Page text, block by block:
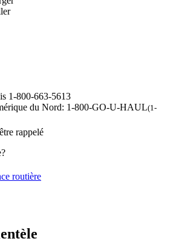
1-800-663-5613
du Nord: 1-800-GO-U-HAUL(1-
rappelé
routière